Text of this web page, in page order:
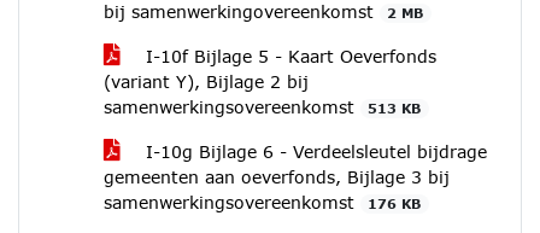
bij samenwerkingovereenkomst
2 MB
I-10f Bijlage 5 - Kaart Oeverfonds
(variant Y), Bijlage 2 bij
samenwerkingsovereenkomst
513 KB
I-10g Bijlage 6 - Verdeelsleutel bijdrage
gemeenten aan oeverfonds, Bijlage 3 bij
samenwerkingsovereenkomst
176 KB